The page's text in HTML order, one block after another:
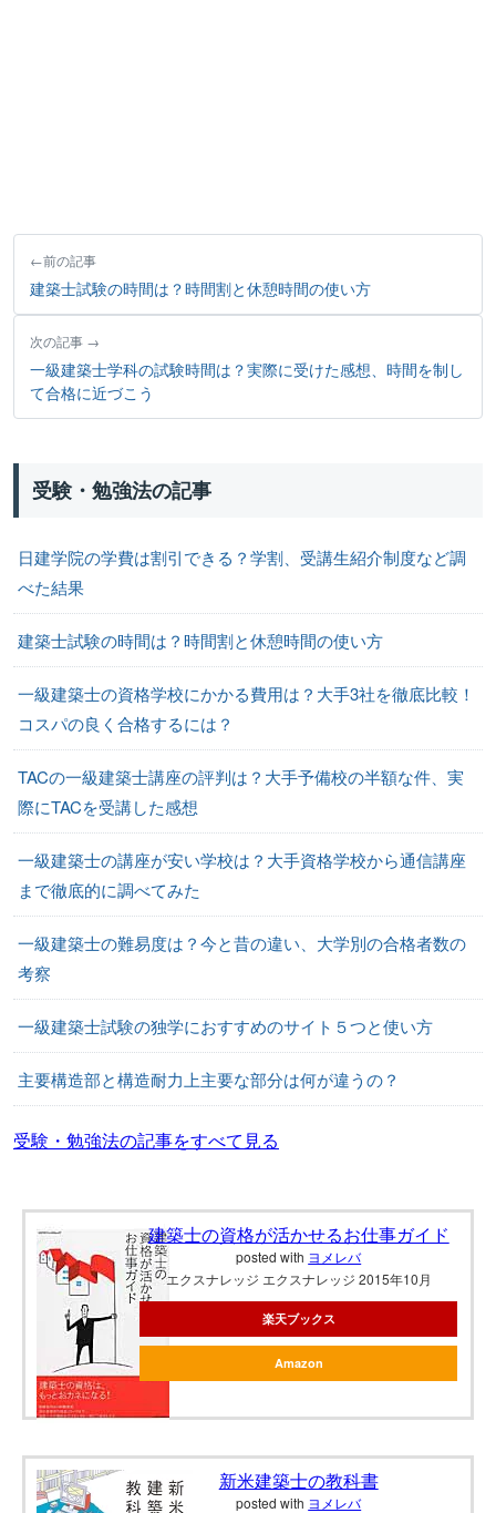
前の記事
建築士試験の時間は？時間割と休憩時間の使い方
次の記事
一級建築士学科の試験時間は？実際に受けた感想、時間を制し
て合格に近づこう
受験・勉強法の記事
日建学院の学費は割引できる？学割、受講生紹介制度など調
べた結果
建築士試験の時間は？時間割と休憩時間の使い方
一級建築士の資格学校にかかる費用は？大手3社を徹底比較！
コスパの良く合格するには？
TACの一級建築士講座の評判は？大手予備校の半額な件、実
際にTACを受講した感想
一級建築士の講座が安い学校は？大手資格学校から通信講座
まで徹底的に調べてみた
一級建築士の難易度は？今と昔の違い、大学別の合格者数の
考察
一級建築士試験の独学におすすめのサイト５つと使い方
主要構造部と構造耐力上主要な部分は何が違うの？
受験・勉強法の記事をすべて見る
建築士の資格が活かせるお仕事ガイド
posted with ヨメレバ
エクスナレッジ エクスナレッジ 2015年10月
楽天ブックス
Amazon
新米建築士の教科書
posted with ヨメレバ